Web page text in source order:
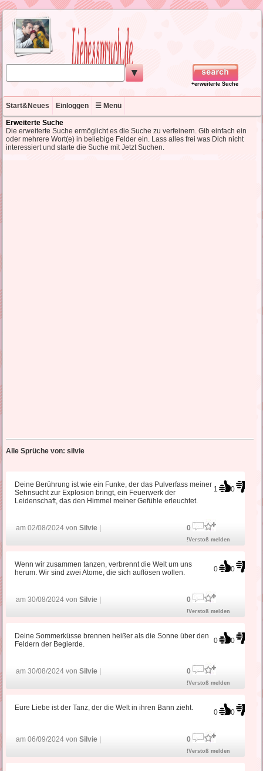
▼
+erweiterte Suche
Start&Neues Einloggen ☰ Menü
Erweiterte Suche
Die erweiterte Suche ermöglicht es die Suche zu verfeinern. Gib einfach ein
oder mehrere Wort(e) in beliebige Felder ein. Lass alles frei was Dich nicht
interessiert und starte die Suche mit Jetzt Suchen.
Alle Sprüche von: silvie
1 0
Deine Berührung ist wie ein Funke, der das Pulverfass meiner
Sehnsucht zur Explosion bringt, ein Feuerwerk der
Leidenschaft, das den Himmel meiner Gefühle erleuchtet.
am 02/08/2024 vonSilvie 0
!Verstoß melden
0 0
Wenn wir zusammen tanzen, verbrennt die Welt um uns
herum. Wir sind zwei Atome, die sich auflösen wollen.
am 30/08/2024 vonSilvie 0
!Verstoß melden
0 0
Deine Sommerküsse brennen heißer als die Sonne über den
Feldern der Begierde.
am 30/08/2024 vonSilvie 0
!Verstoß melden
0 0
Eure Liebe ist der Tanz, der die Welt in ihren Bann zieht.
am 06/09/2024 vonSilvie 0
!Verstoß melden